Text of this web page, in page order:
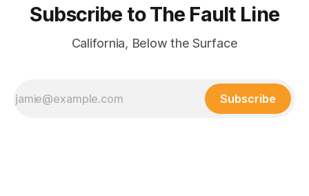
Subscribe to The Fault Line
California, Below the Surface
Subscribe